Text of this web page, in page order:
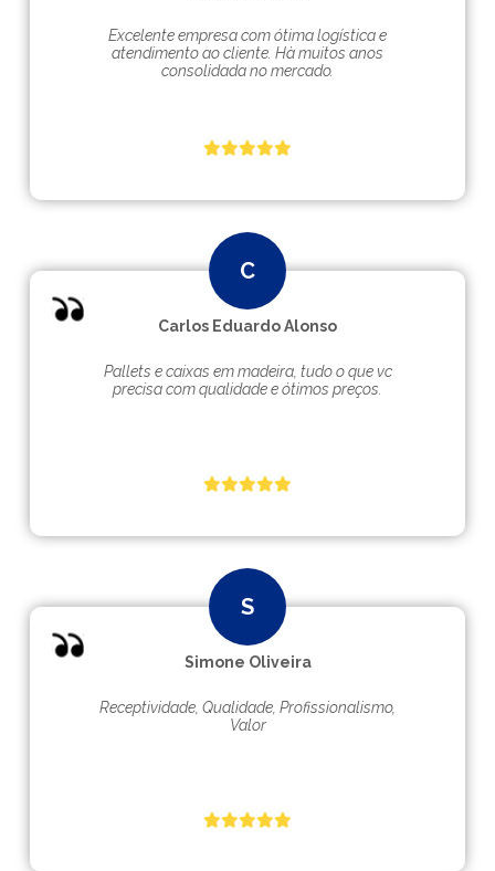
Excelente empresa com ótima logística e
atendimento ao cliente. Hà muitos anos
consolidada no mercado.
Carlos Eduardo Alonso
Pallets e caixas em madeira, tudo o que vc
precisa com qualidade e ótimos preços.
Simone Oliveira
Receptividade, Qualidade, Profissionalismo,
Valor